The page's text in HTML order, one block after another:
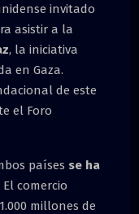
invitado
asistir a la
, la iniciativa
en Gaza.
de este
el Foro
países se ha
El comercio
millones de